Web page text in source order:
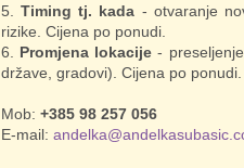
Timing tj. kada - otvaranje
rizike. Cijena po ponudi.
Promjena lokacije -
države, gradovi). Cijena po ponudi.
Mob: +385 98 257 056
E-mail: